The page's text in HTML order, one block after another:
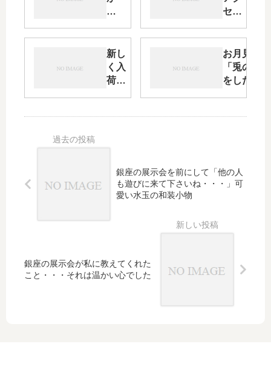
咲
頃
に
使
う
の
セサ
ー・
かん
ざし
と帯
を演
新し
く入
荷し
んざ
に言
添え
てみ
まし
お月見に
「兎の形
をした帯
が・・・
ざし」が
入荷しま
銀座の展示会を前にして「他の人
も遊びに来て下さいね・・・」可
愛い水玉の和装小物
銀座の展示会が私に教えてくれた
こと・・・それは温かい心でした